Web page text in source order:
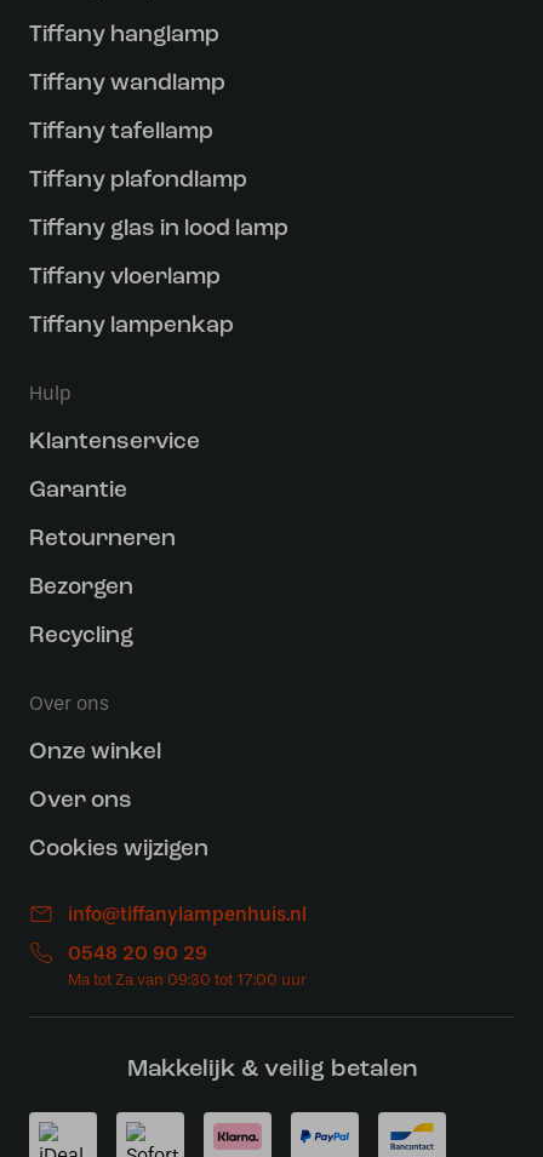
Tiffany hanglamp
Tiffany wandlamp
Tiffany tafellamp
Tiffany plafondlamp
Tiffany glas in lood lamp
Tiffany vloerlamp
Tiffany lampenkap
Hulp
Klantenservice
Garantie
Retourneren
Bezorgen
Recycling
Over ons
Onze winkel
Over ons
Cookies wijzigen
info@tiffanylampenhuis.nl
0548 20 90 29
Makkelijk & veilig betalen